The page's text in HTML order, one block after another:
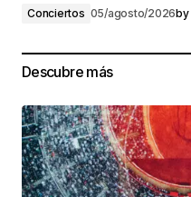
Conciertos 05/agosto/2026by
Descubre más